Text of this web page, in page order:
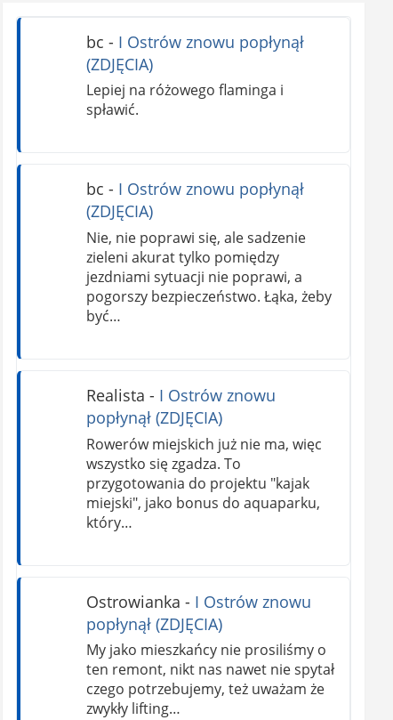
bc - I Ostrów znowu popłynął
(ZDJĘCIA)
Lepiej na różowego flaminga i
spławić.
bc - I Ostrów znowu popłynął
(ZDJĘCIA)
Nie, nie poprawi się, ale sadzenie
zieleni akurat tylko pomiędzy
jezdniami sytuacji nie poprawi, a
pogorszy bezpieczeństwo. Łąka, żeby
być…
Realista - I Ostrów znowu
popłynął (ZDJĘCIA)
Rowerów miejskich już nie ma, więc
wszystko się zgadza. To
przygotowania do projektu "kajak
miejski", jako bonus do aquaparku,
który…
Ostrowianka - I Ostrów znowu
popłynął (ZDJĘCIA)
My jako mieszkańcy nie prosiliśmy o
ten remont, nikt nas nawet nie spytał
czego potrzebujemy, też uważam że
zwykły lifting…